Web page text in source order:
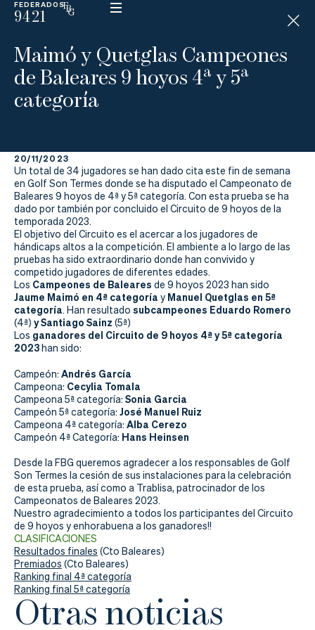
FEDERADOS
9421
ESP
N
D
C
P
La
Federación
Federarse
Jugar
Aprender
Actualidad
Tienda
Maimó y Quetglas Campeones
de Baleares 9 hoyos 4ª y 5ª
categoría
20/11/2023
Un total de 34 jugadores se han dado cita este fin de semana
en Golf Son Termes donde se ha disputado el Campeonato de
Baleares 9 hoyos de 4ª y 5ª categoría. Con esta prueba se ha
dado por también por concluido el Circuito de 9 hoyos de la
temporada 2023.
El objetivo del Circuito es el acercar a los jugadores de
hándicaps altos a la competición. El ambiente a lo largo de las
pruebas ha sido extraordinario donde han convivido y
competido jugadores de diferentes edades.
Los Campeones de Baleares de 9 hoyos 2023 han sido
Jaume Maimó en 4ª categoría y Manuel Quetglas en 5ª
categoría. Han resultado subcampeones Eduardo Romero
(4ª) y Santiago Sainz (5ª)
Los ganadores del Circuito de 9 hoyos 4ª y 5ª categoría
2023 han sido:
Campeón: Andrés García
Campeona: Cecylia Tomala
Campeona 5ª categoría: Sonia Garcia
Campeón 5ª categoría: José Manuel Ruiz
Campeona 4ª categoría: Alba Cerezo
Campeón 4ª Categoría: Hans Heinsen
Desde la FBG queremos agradecer a los responsables de Golf
Son Termes la cesión de sus instalaciones para la celebración
de esta prueba, así como a Trablisa, patrocinador de los
Campeonatos de Baleares 2023.
Nuestro agradecimiento a todos los participantes del Circuito
de 9 hoyos y enhorabuena a los ganadores!!
CLASIFICACIONES
Resultados finales (Cto Baleares)
Premiados (Cto Baleares)
Ranking final 4ª categoría
Ranking final 5ª categoría
Otras noticias